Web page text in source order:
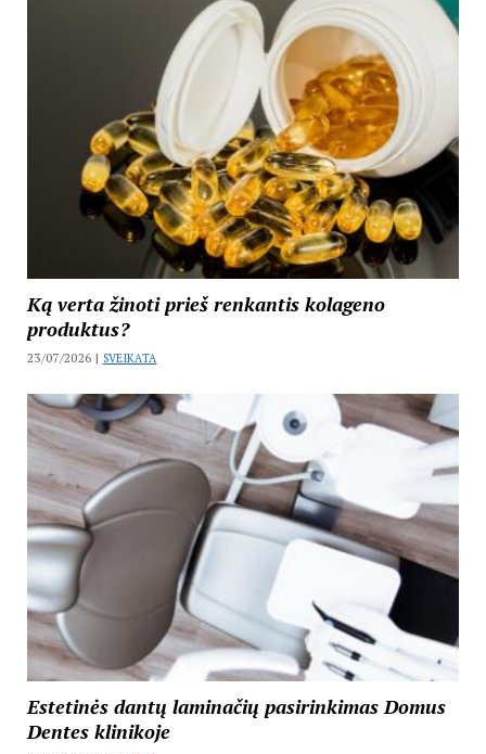
Ką verta žinoti prieš renkantis kolageno
produktus?
23/07/2026 | SVEIKATA
Estetinės dantų laminačių pasirinkimas Domus
Dentes klinikoje